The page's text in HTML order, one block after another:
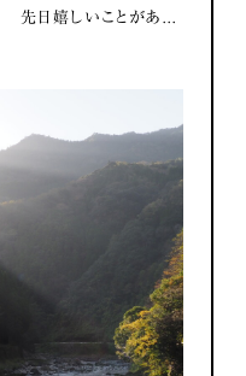
先日嬉しいことがあ...